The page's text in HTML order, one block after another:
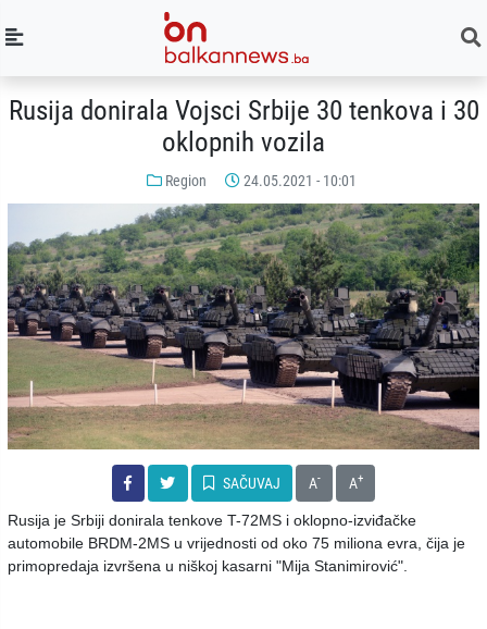
Rusija donirala Vojsci Srbije 30 tenkova i 30
oklopnih vozila
Region 24.05.2021 - 10:01
SAČUVAJ A- A+
Rusija je Srbiji donirala tenkove T-72MS i oklopno-izviđačke
automobile BRDM-2MS u vrijednosti od oko 75 miliona evra, čija je
primopredaja izvršena u niškoj kasarni "Mija Stanimirović".